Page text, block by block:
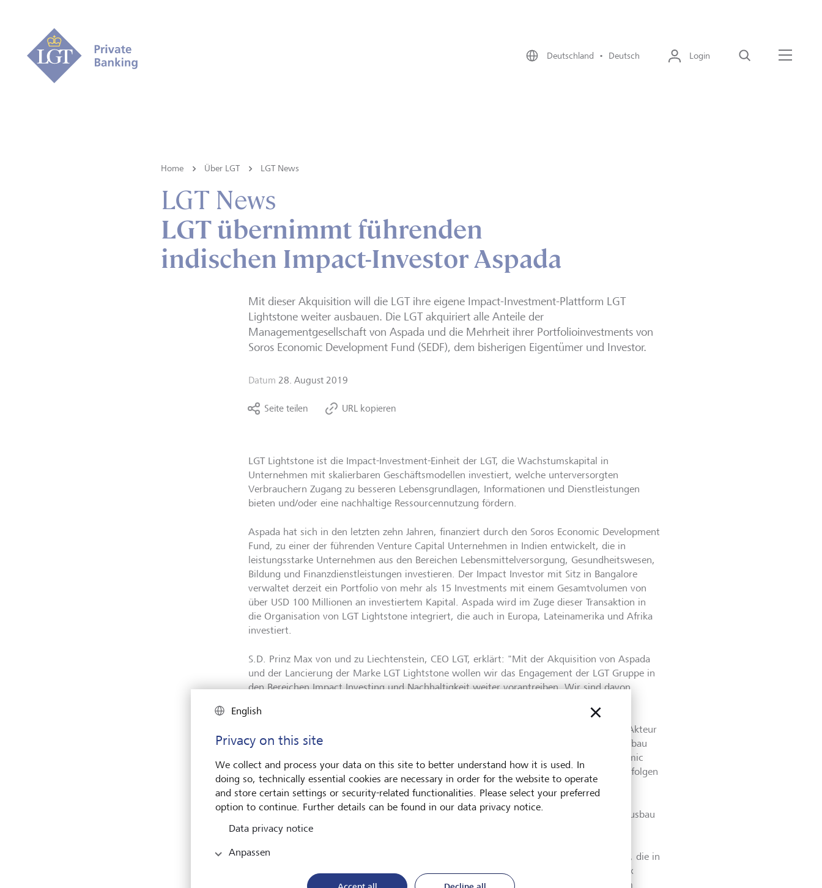
Deutschland • Deutsch Login
Home Über LGT LGT News
LGT News
LGT übernimmt führenden
indischen Impact-Investor Aspada
Mit dieser Akquisition will die LGT ihre eigene Impact-Investment-Plattform LGT
Lightstone weiter ausbauen. Die LGT akquiriert alle Anteile der
Managementgesellschaft von Aspada und die Mehrheit ihrer Portfolioinvestments von
Soros Economic Development Fund (SEDF), dem bisherigen Eigentümer und Investor.
Datum 28. August 2019
Seite teilen URL kopieren
LGT Lightstone ist die Impact-Investment-Einheit der LGT, die Wachstumskapital in
Unternehmen mit skalierbaren Geschäftsmodellen investiert, welche unterversorgten
Verbrauchern Zugang zu besseren Lebensgrundlagen, Informationen und Dienstleistungen
bieten und/oder eine nachhaltige Ressourcennutzung fördern.
Aspada hat sich in den letzten zehn Jahren, finanziert durch den Soros Economic Development
Fund, zu einer der führenden Venture Capital Unternehmen in Indien entwickelt, die in
leistungsstarke Unternehmen aus den Bereichen Lebensmittelversorgung, Gesundheitswesen,
Bildung und Finanzdienstleistungen investieren. Der Impact Investor mit Sitz in Bangalore
verwaltet derzeit ein Portfolio von mehr als 15 Investments mit einem Gesamtvolumen von
über USD 100 Millionen an investiertem Kapital. Aspada wird im Zuge dieser Transaktion in
die Organisation von LGT Lightstone integriert, die auch in Europa, Lateinamerika und Afrika
investiert.
S.D. Prinz Max von und zu Liechtenstein, CEO LGT, erklärt: "Mit der Akquisition von Aspada
und der Lancierung der Marke LGT Lightstone wollen wir das Engagement der LGT Gruppe in
den Bereichen Impact Investing und Nachhaltigkeit weiter vorantreiben. Wir sind davon
Geschäftsmodelle ermöglicht, die unterversorgten Bevölkerungsgruppen weltweit
wirtschaftlichen Fortschritt bringen. Die LGT möchte LGT Light-stone als bedeutenden Akteur
in diesem Segment etablieren. Wir freuen uns sehr, dass uns das Aspada-Team beim Aufbau
der LGT Lightstone Plattform unterstützt und die wegweisende Arbeit des Soros Economic
Development Fund weiterführt. Unsere Unternehmen haben die gleichen Werte und verfolgen
das gemeinsame Ziel, die Zukunft des Impact Investing massgeblich mitzugestalten."
Kartik Srivatsa, Managing Partner von Aspada, sagt: "Wir sehen grosses Potenzial im Ausbau
unseres Impact-Investment-Modells. Es vereint technologische Makrotrends mit
Rahmenbedingungen. Wir wollen damit den Aufbau grosser Unternehmen unterstützen, die in
überdurchschnittlichem Mass positiven Impact erzielen. Mit der LGT und S.D. Prinz Max
haben wir einen engagierten und langfristigen Partner gefunden, der uns nicht nur beim
English
Privacy on this site
We collect and process your data on this site to better understand how it is used. In
doing so, technically essential cookies are necessary in order for the website to operate
and store certain settings or security-related functionalities. Please select your preferred
option to continue. Further details can be found in our data privacy notice.
Data privacy notice
Anpassen